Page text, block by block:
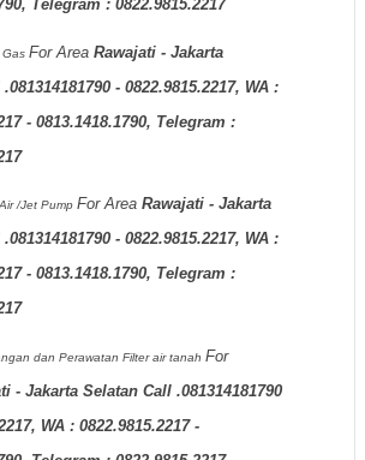
Telegram : 0822.9815.2217
Gas For Area Rawajati - Jakarta
- 0822.9815.2217, WA :
- 0813.1418.1790, Telegram :
/Jet Pump For Area Rawajati - Jakarta
- 0822.9815.2217, WA :
- 0813.1418.1790, Telegram :
dan Perawatan Filter air tanah For
- Jakarta Selatan Call .081314181790
WA : 0822.9815.2217 -